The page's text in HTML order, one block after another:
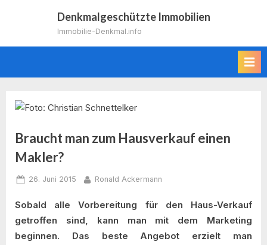
Denkmalgeschützte Immobilien
Immobilie-Denkmal.info
Braucht man zum Hausverkauf einen
Makler?
Posted
26. Juni 2015 By
Ronald Ackermann
Sobald alle Vorbereitung für den Haus-Verkauf
getroffen sind, kann man mit dem Marketing
beginnen. Das beste Angebot erzielt man